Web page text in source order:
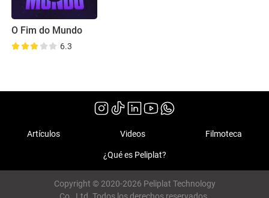
O Fim do Mundo
6.3
Artículos Videos Filmoteca
¿Qué es Peliplat?
Copyright © 2020-2026 Peliplat Technology
Co., Ltd. Todos los derechos reservados.